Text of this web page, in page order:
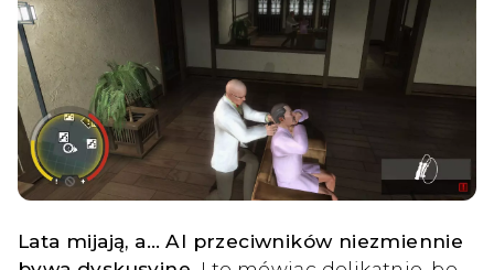
Lata mijają, a… AI przeciwników niezmiennie